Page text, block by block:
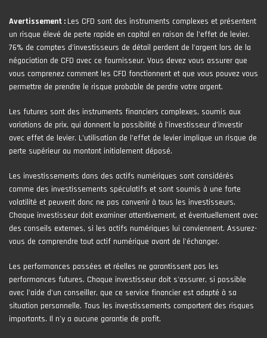
Avertissement : Les CFD sont des instruments complexes et présentent
un risque élevé de perte rapide en capital en raison de l'effet de levier.
76% de comptes d'investisseurs de détail perdent de l'argent lors de la
négociation de CFD avec ce fournisseur. Vous devez vous assurer que
vous comprenez comment les CFD fonctionnent et que vous pouvez vous
permettre de prendre le risque probable de perdre votre argent.
Les futures sont des instruments financiers complexes, soumis aux
variations de prix, qui donnent la possibilité à l’investisseur d’investir
avec effet de levier. L’utilisation de l’effet de levier implique un risque de
perte supérieur au montant initialement déposé.
Les investissements dans des actifs numériques sont considérés
comme des investissements spéculatifs et sont soumis à une forte
volatilité et peuvent donc ne pas convenir à tous les investisseurs.
Chaque investisseur doit examiner attentivement, et éventuellement avec
des conseils externes, si les actifs numériques lui conviennent. Assurez-
vous de comprendre tout actif numérique avant de l'échanger.
Les performances passées et réelles ne garantissent pas les
performances futures. Chaque investisseur doit s'assurer, si possible
avec l'aide d'un conseiller, que ce service financier est adapté à sa
situation personnelle. Tous les investissements comportent des risques
importants. Il n'y a aucune garantie de profit.